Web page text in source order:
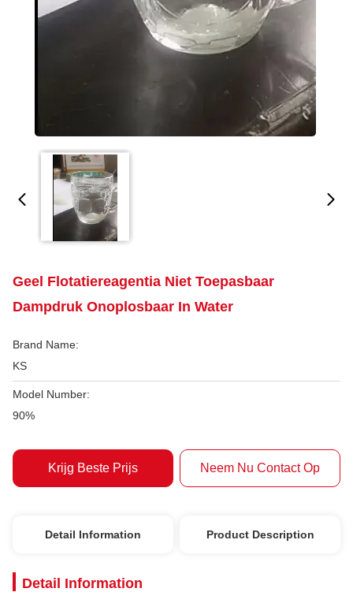
Geel Flotatiereagentia Niet Toepasbaar
Dampdruk Onoplosbaar In Water
Brand Name:
KS
Model Number:
90%
Krijg Beste Prijs Neem Nu Contact Op
Detail Information Product Description
Detail Information